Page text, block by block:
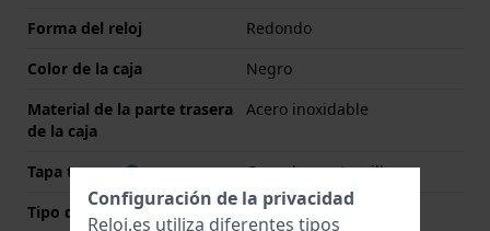
Forma del reloj
Redondo
Color de la caja
Negro
Material de la parte trasera
de la caja
Acero inoxidable
Tapa trasera
Cerrado con tornillos
Tipo de cristal
Acrílico
Configuración de la privacidad
Reloj.es utiliza diferentes tipos